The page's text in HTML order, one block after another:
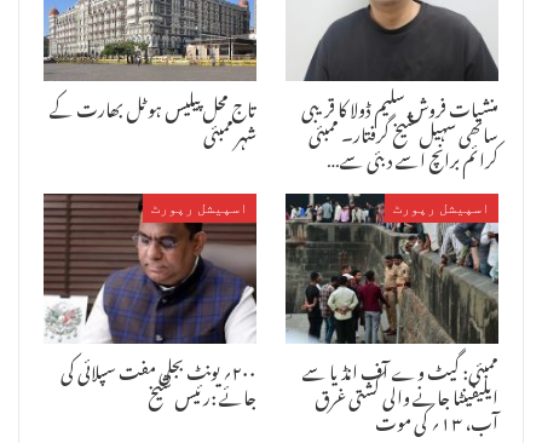
منشیات فروش سلیم ڈولا کا قریبی
ساتھی سہیل شیخ گرفتار۔ ممبئی
کرائم برانچ اسے دبئی سے…
تاج محل پیلیس ہوٹل بھارت کے
شہر ممبئی
اسپیشل رپورٹ
ممبئی: گیٹ وے آف انڈیا سے
ایلیفینٹا جانے والی کشتی غرق
آب، ۱۳؍ کی موت
اسپیشل رپورٹ
۲۰۰؍ یونٹ بجلی مفت سپلائی کی
جائے :رئیس شیخ